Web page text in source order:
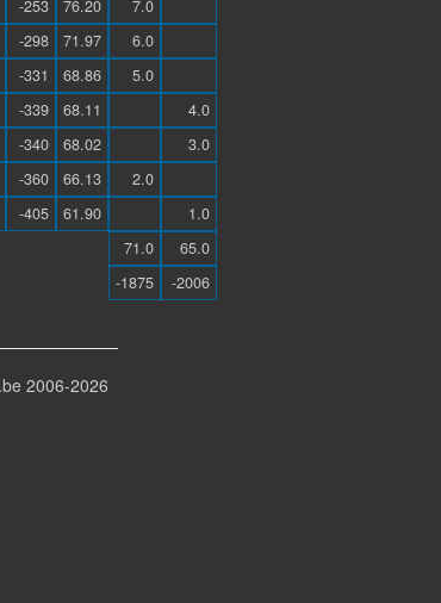
-253 76.20
7.0
-298 71.97
6.0
-331 68.86
5.0
-339 68.11
4.0
-340 68.02
3.0
-360 66.13
2.0
-405 61.90
1.0
71.0
65.0
-1875
-2006
2006-2026